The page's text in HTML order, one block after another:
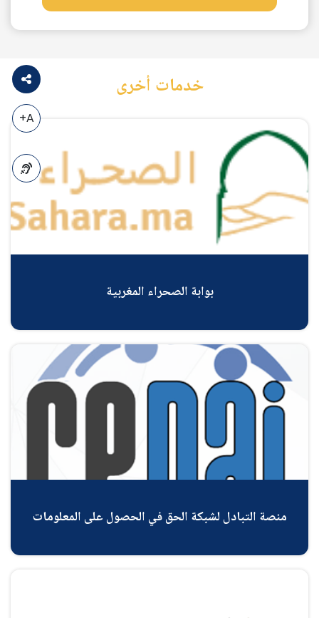
A+
خدمات أخرى
بوابة الصحراء المغربية
منصة التبادل لشبكة الحق في الحصول على المعلومات